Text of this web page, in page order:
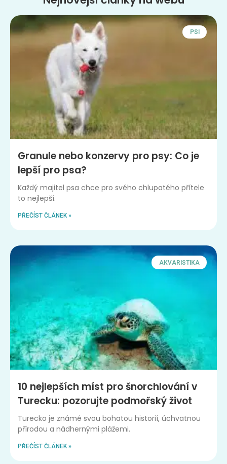
PSI
Granule nebo konzervy pro psy: Co je
lepší pro psa?
Každý majitel psa chce pro svého chlupatého přítele
to nejlepší.
PŘEČÍST ČLÁNEK »
AKVARISTIKA
10 nejlepších míst pro šnorchlování v
Turecku: pozorujte podmořský život
Turecko je známé svou bohatou historií, úchvatnou
přírodou a nádhernými plážemi.
PŘEČÍST ČLÁNEK »